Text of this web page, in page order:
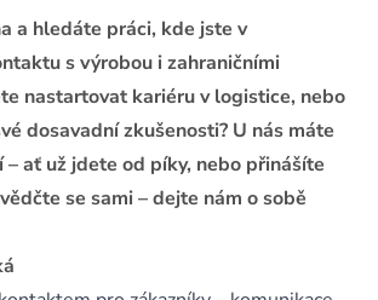
a hledáte práci, kde jste v
s výrobou i zahraničními
nastartovat kariéru v logistice, nebo
dosavadní zkušenosti? U nás máte
ať už jdete od píky, nebo přinášíte
se sami – dejte nám o sobě